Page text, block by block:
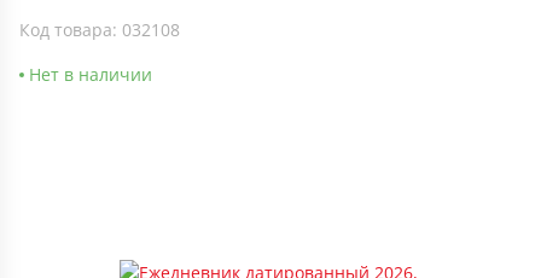
Код товара: 032108
Нет в наличии